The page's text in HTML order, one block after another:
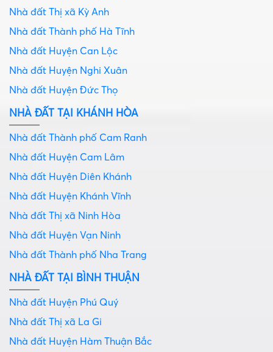
Nhà đất Thị xã Kỳ Anh
Nhà đất Thành phố Hà Tĩnh
Nhà đất Huyện Can Lộc
Nhà đất Huyện Nghi Xuân
Nhà đất Huyện Đức Thọ
NHÀ ĐẤT TẠI KHÁNH HÒA
Nhà đất Thành phố Cam Ranh
Nhà đất Huyện Cam Lâm
Nhà đất Huyện Diên Khánh
Nhà đất Huyện Khánh Vĩnh
Nhà đất Thị xã Ninh Hòa
Nhà đất Huyện Vạn Ninh
Nhà đất Thành phố Nha Trang
NHÀ ĐẤT TẠI BÌNH THUẬN
Nhà đất Huyện Phú Quý
Nhà đất Thị xã La Gi
Nhà đất Huyện Hàm Thuận Bắc